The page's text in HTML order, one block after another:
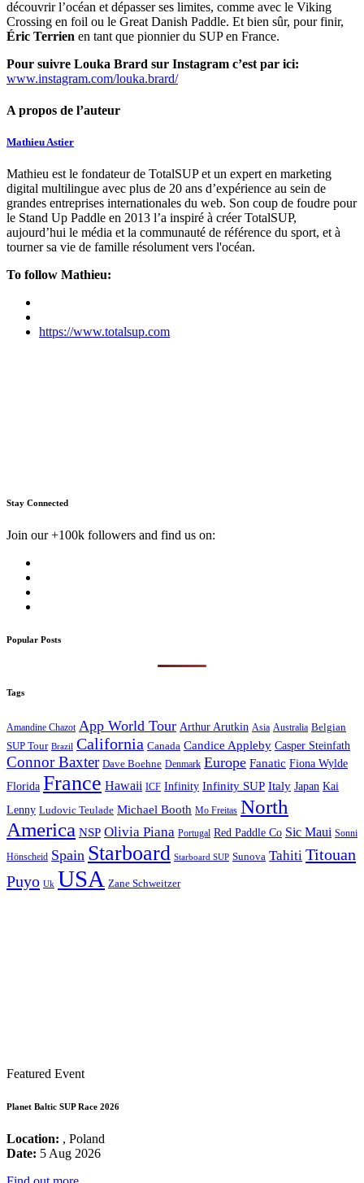
découvrir l’océan et dépasser ses limites, comme avec le Viking
Crossing en foil ou le Great Danish Paddle. Et bien sûr, pour finir,
Éric Terrien en tant que pionnier du SUP en France.
Pour suivre Louka Brard sur Instagram c’est par ici:
www.instagram.com/louka.brard/
A propos de l’auteur
Mathieu Astier
Mathieu est le fondateur de TotalSUP et un expert en marketing
digital multilingue avec plus de 20 ans d’expérience au sein de
grandes entreprises internationales du web. Son coup de foudre pour
le Stand Up Paddle en 2013 l’a inspiré à créer TotalSUP,
aujourd’hui le média et la communauté de référence du sport, et à
tourner sa vie de famille résolument vers l'océan.
To follow Mathieu:
https://www.totalsup.com
Stay Connected
Join our +100k followers and find us on:
Popular Posts
Tags
Amandine Chazot App World Tour Arthur Arutkin Asia Australia Belgian
SUP Tour Brazil California Canada Candice Appleby Casper Steinfath
Connor Baxter Dave Boehne Denmark Europe Fanatic Fiona Wylde
Florida France Hawaii ICF Infinity Infinity SUP Italy Japan Kai
Lenny Ludovic Teulade Michael Booth Mo Freitas North
America NSP Olivia Piana Portugal Red Paddle Co Sic Maui Sonni
Hönscheid Spain Starboard Starboard SUP Sunova Tahiti Titouan
Puyo Uk USA Zane Schweitzer
Featured Event
Planet Baltic SUP Race 2026
Location: , Poland
Date: 5 Aug 2026